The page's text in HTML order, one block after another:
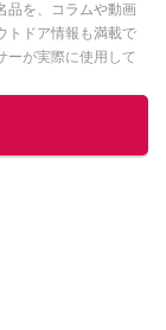
品を、コラムや動画
トドア情報も満載で
ーが実際に使用して